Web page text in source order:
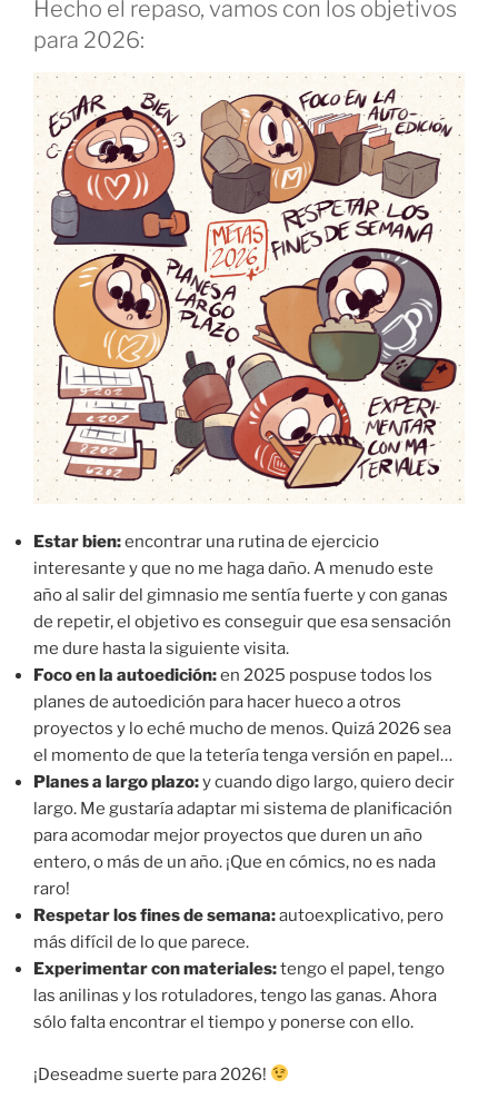
Hecho el repaso, vamos con los objetivos
para 2026:
Estar bien:encontrar una rutina de ejercicio
interesante y que no me haga daño. A menudo este
año al salir del gimnasio me sentía fuerte y con ganas
de repetir, el objetivo es conseguir que esa sensación
me dure hasta la siguiente visita.
Foco en la autoedición:en 2025 pospuse todos los
planes de autoedición para hacer hueco a otros
proyectos y lo eché mucho de menos. Quizá 2026 sea
el momento de que la tetería tenga versión en papel…
Planes a largo plazo:y cuando digo largo, quiero decir
largo. Me gustaría adaptar mi sistema de planificación
para acomodar mejor proyectos que duren un año
entero, o más de un año. ¡Que en cómics, no es nada
raro!
Respetar los fines de semana:autoexplicativo, pero
más difícil de lo que parece.
Experimentar con materiales:tengo el papel, tengo
las anilinas y los rotuladores, tengo las ganas. Ahora
sólo falta encontrar el tiempo y ponerse con ello.
¡Deseadme suerte para 2026!